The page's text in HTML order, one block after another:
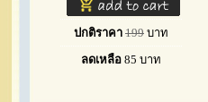
ปกติราคา 199 บาท
ลดเหลือ 85 บาท